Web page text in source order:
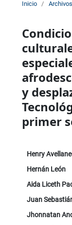
Inicio / Archivos
y
primer
Henry
Hernán León
Aida Liceth
Juan
Jhonnatan